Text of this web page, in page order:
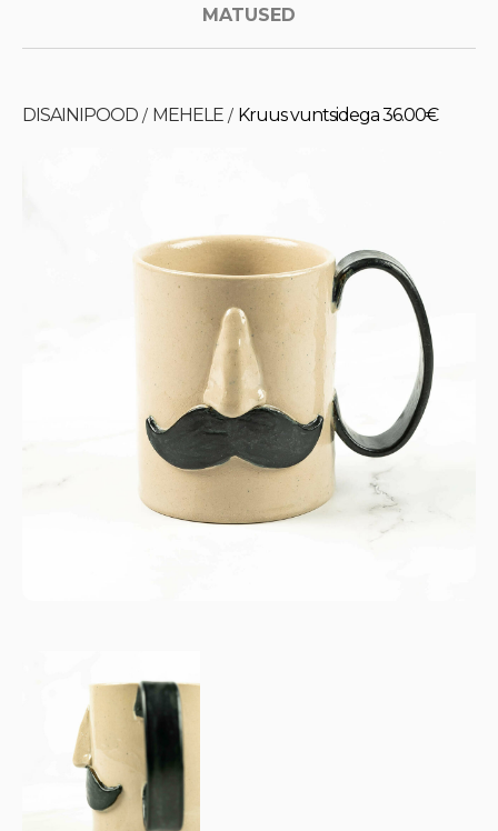
MATUSED
DISAINIPOOD / MEHELE / Kruus vuntsidega 36.00€